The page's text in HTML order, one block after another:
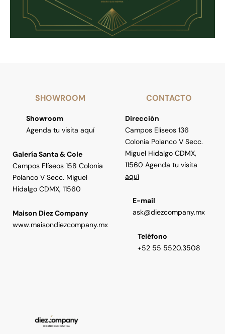
SHOWROOM
Showroom
Agenda tu visita aquí
Galería Santa & Cole
Campos Elíseos 158 Colonia
Polanco V Secc. Miguel
Hidalgo CDMX, 11560
Maison Diez Company
www.maisondiezcompany.mx
CONTACTO
Dirección
Campos Elíseos 136
Colonia Polanco V Secc.
Miguel Hidalgo CDMX,
11560 Agenda tu visita
aquí
E-mail
ask@diezcompany.mx
Teléfono
+52 55 5520.3508